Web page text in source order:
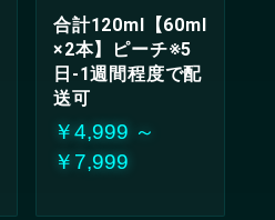
合計120ml【60ml
×2本】ピーチ※5
日-1週間程度で配
送可
￥4,999 ～
￥7,999